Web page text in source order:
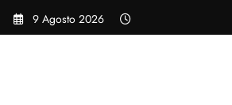
Vai
9 Agosto 2026